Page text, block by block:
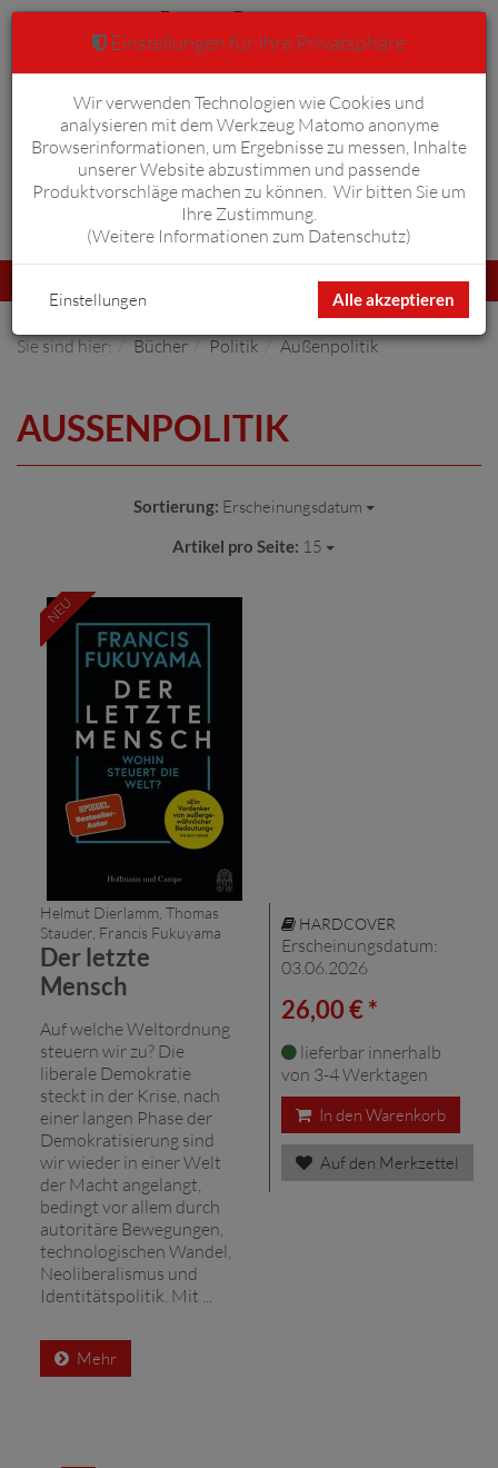
Anmelden Warenkorb 0
umschalten
Sie sind hier: Bücher Politik Außenpolitik
AUSSENPOLITIK
Sortierung: Erscheinungsdatum
Artikel pro Seite: 15
NEU
Helmut Dierlamm, Thomas
Stauder, Francis Fukuyama
Der letzte
Mensch
Auf welche Weltordnung
steuern wir zu? Die
liberale Demokratie
steckt in der Krise, nach
einer langen Phase der
Demokratisierung sind
wir wieder in einer Welt
der Macht angelangt,
bedingt vor allem durch
autoritäre Bewegungen,
technologischen Wandel,
Neoliberalismus und
Identitätspolitik. Mit ...
Mehr
HARDCOVER
Erscheinungsdatum:
03.06.2026
26,00 € *
lieferbar innerhalb
von 3-4 Werktagen
In den Warenkorb
Auf den Merkzettel
Einstellungen für Ihre Privatsphäre
Wir verwenden Technologien wie Cookies und
analysieren mit dem Werkzeug Matomo anonyme
Browserinformationen, um Ergebnisse zu messen, Inhalte
unserer Website abzustimmen und passende
Produktvorschläge machen zu können. Wir bitten Sie um
Ihre Zustimmung.
(Weitere Informationen zum Datenschutz)
Alle akzeptieren
Einstellungen